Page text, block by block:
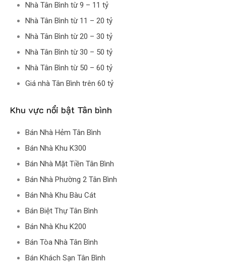
Nhà Tân Bình từ 9 – 11 tỷ
Nhà Tân Bình từ 11 – 20 tỷ
Nhà Tân Bình từ 20 – 30 tỷ
Nhà Tân Bình từ 30 – 50 tỷ
Nhà Tân Bình từ 50 – 60 tỷ
Giá nhà Tân Bình trên 60 tỷ
Khu vực nổi bật Tân bình
Bán Nhà Hẻm Tân Bình
Bán Nhà Khu K300
Bán Nhà Mặt Tiền Tân Bình
Bán Nhà Phường 2 Tân Bình
Bán Nhà Khu Bàu Cát
Bán Biệt Thự Tân Bình
Bán Nhà Khu K200
Bán Tòa Nhà Tân Bình
Bán Khách Sạn Tân Bình